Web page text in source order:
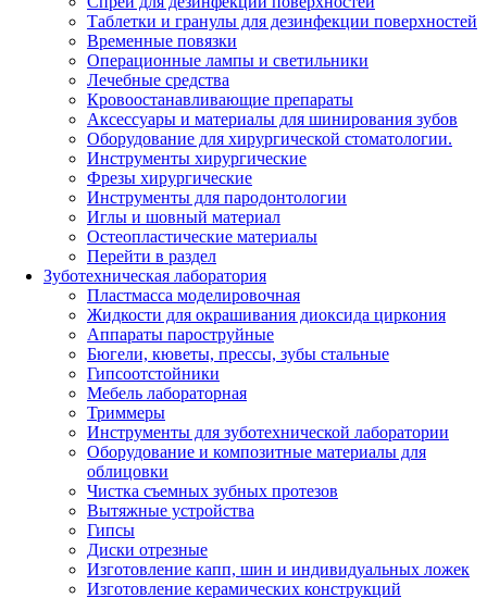
Таблетки и гранулы для дезинфекции поверхностей
Временные повязки
Операционные лампы и светильники
Лечебные средства
Кровоостанавливающие препараты
Аксессуары и материалы для шинирования зубов
Оборудование для хирургической стоматологии.
Инструменты хирургические
Фрезы хирургические
Инструменты для пародонтологии
Иглы и шовный материал
Остеопластические материалы
Перейти в раздел
Зуботехническая лаборатория
Пластмасса моделировочная
Жидкости для окрашивания диоксида циркония
Аппараты пароструйные
Бюгели, кюветы, прессы, зубы стальные
Гипсоотстойники
Мебель лабораторная
Триммеры
Инструменты для зуботехнической лаборатории
Оборудование и композитные материалы для
облицовки
Чистка съемных зубных протезов
Вытяжные устройства
Гипсы
Диски отрезные
Изготовление капп, шин и индивидуальных ложек
Изготовление керамических конструкций